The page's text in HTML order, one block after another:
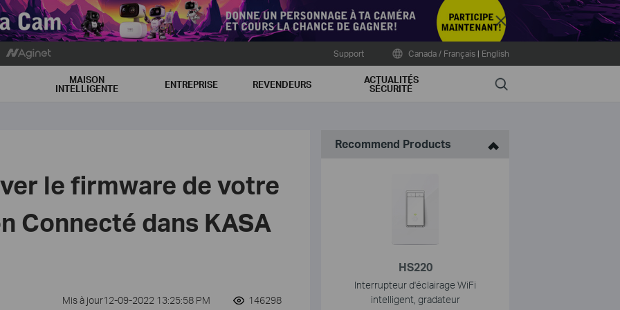
Close
Support Canada / Français | English
MAISON
INTELLIGENTE ENTREPRISE REVENDEURS ACTUALITÉS
SÉCURITÉ Search
le firmware de votre
Connecté dans KASA
Mis à jour12-09-2022 13:25:58 PM 146298
Recommend Products
HS220
Interrupteur d'éclairage WiFi
intelligent, gradateur